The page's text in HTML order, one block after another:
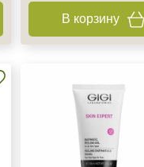
В корзину